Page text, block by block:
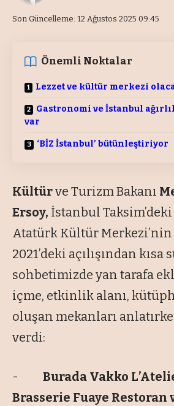
Son Güncelleme: 12 Ağustos 2025 09:45
Önemli Noktalar
Lezzet ve kültür merkezi
Gastronomi ve İstanbul
var
‘BİZ İstanbul’ bütünleştiriyor
Kültürve Turizm Bakanı
Ersoy, İstanbul
Atatürk Kültür Merkezi’nin
2021’deki açılışından kısa
sohbetimizde yan tarafa
içme, etkinlik alanı,
oluşan mekanları
verdi:
- Burada Vakko
Brasserie Fuaye Restoran